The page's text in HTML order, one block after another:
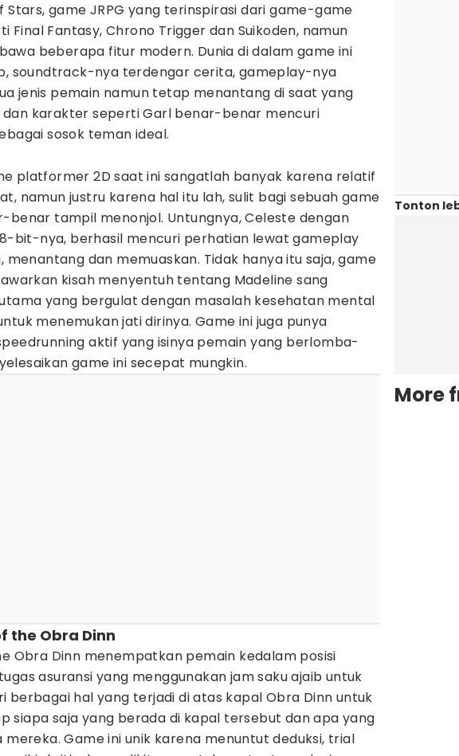
Stars, game JRPG yang terinspirasi dari game-game
Final Fantasy, Chrono Trigger dan Suikoden, namun
beberapa fitur modern. Dunia di dalam game ini
soundtrack-nya terdengar cerita, gameplay-nya
jenis pemain namun tetap menantang di saat yang
dan karakter seperti Garl benar-benar mencuri
sosok teman ideal.
platformer 2D saat ini sangatlah banyak karena relatif
namun justru karena hal itu lah, sulit bagi sebuah game
benar tampil menonjol. Untungnya, Celeste dengan
bit-nya, berhasil mencuri perhatian lewat gameplay
menantang dan memuaskan. Tidak hanya itu saja, game
kisah menyentuh tentang Madeline sang
yang bergulat dengan masalah kesehatan mental
menemukan jati dirinya. Game ini juga punya
aktif yang isinya pemain yang berlomba-
game ini secepat mungkin.
the Obra Dinn
Obra Dinn menempatkan pemain kedalam posisi
asuransi yang menggunakan jam saku ajaib untuk
berbagai hal yang terjadi di atas kapal Obra Dinn untuk
siapa saja yang berada di kapal tersebut dan apa yang
mereka. Game ini unik karena menuntut deduksi, trial
Tonton
More